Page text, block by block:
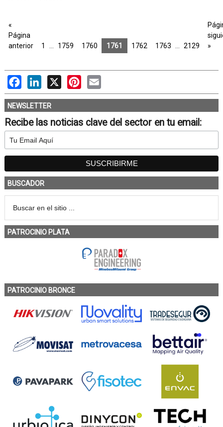
«
Página
anterior
1 1759 1760 1761 1762 1763 2129
»
FacebookLinkedIn
X PinterestEmail
NEWSLETTER
Recibe las noticias clave del sector en tu email:
BUSCADOR
PATROCINIO PLATA
PATROCINIO BRONCE